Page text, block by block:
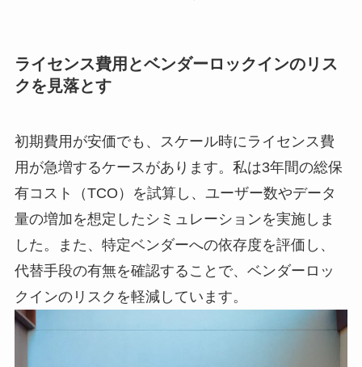
ライセンス費用とベンダーロックインのリス
クを見落とす
初期費用が安価でも、スケール時にライセンス費
用が急増するケースがあります。私は3年間の総保
有コスト（TCO）を試算し、ユーザー数やデータ
量の増加を想定したシミュレーションを実施しま
した。また、特定ベンダーへの依存度を評価し、
代替手段の有無を確認することで、ベンダーロッ
クインのリスクを軽減しています。